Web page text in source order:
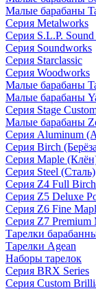
Малые барабаны
Серия Metalworks
Серия S.L.P.
Серия Soundworks
Серия Starclassic
Серия Woodworks
Малые барабаны
Малые барабаны
Серия Stage
Малые барабаны
Серия Aluminum
Серия Birch
Серия Maple
Серия Steel (Сталь)
Серия Z4 Full Birch
Серия Z5 Deluxe
Серия Z6 Fine
Серия Z7 Premium
Тарелки
Тарелки Agean
Наборы тарелок
Серия BRX Series
Серия Custom